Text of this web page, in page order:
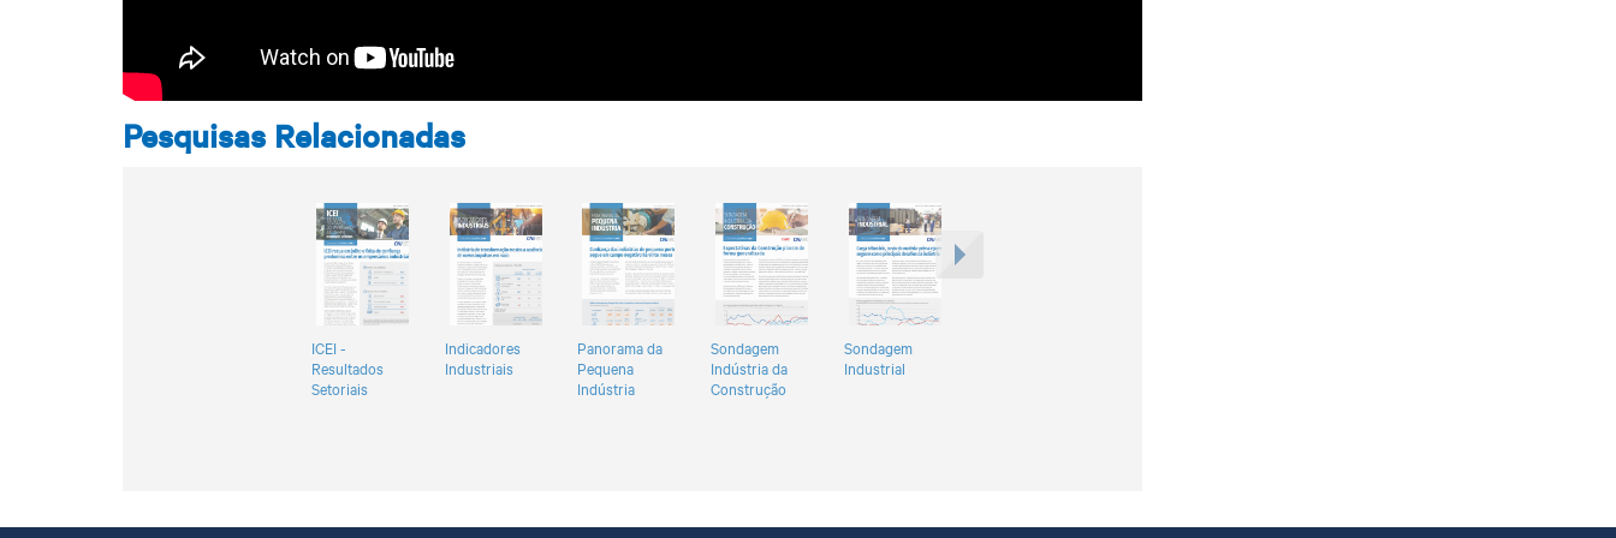
Pesquisas Relacionadas
ICEI -
Resultados
Setoriais
Indicadores
Industriais
Panorama da
Pequena
Indústria
Sondagem
Indústria da
Construção
Sondagem
Industrial